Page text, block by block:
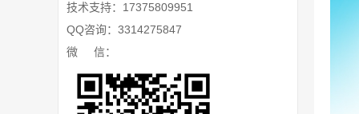
技术支持：17375809951
QQ咨询：3314275847
微 信：